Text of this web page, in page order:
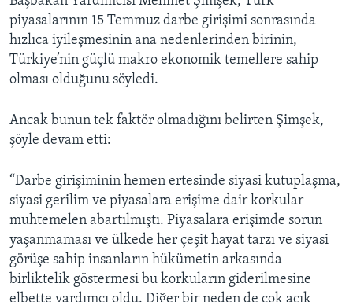
piyasalarının 15 Temmuz darbe girişimi sonrasında
hızlıca iyileşmesinin ana nedenlerinden birinin,
Türkiye’nin güçlü makro ekonomik temellere sahip
olması olduğunu söyledi.
Ancak bunun tek faktör olmadığını belirten Şimşek,
şöyle devam etti:
“Darbe girişiminin hemen ertesinde siyasi kutuplaşma,
siyasi gerilim ve piyasalara erişime dair korkular
muhtemelen abartılmıştı. Piyasalara erişimde sorun
yaşanmaması ve ülkede her çeşit hayat tarzı ve siyasi
görüşe sahip insanların hükümetin arkasında
birliktelik göstermesi bu korkuların giderilmesine
elbette yardımcı oldu. Diğer bir neden de çok açık